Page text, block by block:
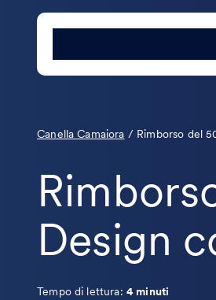
Canella Camaiora / Rimborso del
Design
Tempo di lettura: 4 minuti